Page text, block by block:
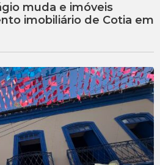
muda e imóveis
imobiliário de Cotia em